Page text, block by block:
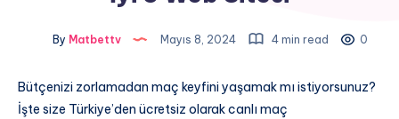
By Matbettv Mayıs 8, 2024 4 min read 0
Bütçenizi zorlamadan maç keyfini yaşamak mı istiyorsunuz?
İşte size Türkiye’den ücretsiz olarak canlı maç